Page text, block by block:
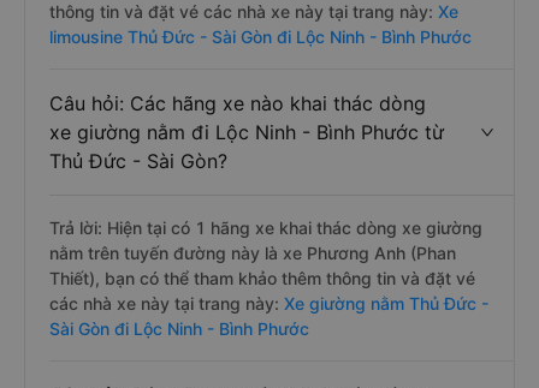
thông tin và đặt vé các nhà xe này tại trang này: Xe
limousine Thủ Đức - Sài Gòn đi Lộc Ninh - Bình Phước
Câu hỏi: Các hãng xe nào khai thác dòng
xe giường nằm đi Lộc Ninh - Bình Phước từ
Thủ Đức - Sài Gòn?
Trả lời: Hiện tại có 1 hãng xe khai thác dòng xe giường
nằm trên tuyến đường này là xe Phương Anh (Phan
Thiết), bạn có thể tham khảo thêm thông tin và đặt vé
các nhà xe này tại trang này: Xe giường nằm Thủ Đức -
Sài Gòn đi Lộc Ninh - Bình Phước